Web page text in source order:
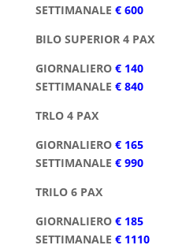
SETTIMANALE € 600
BILO SUPERIOR 4 PAX
GIORNALIERO € 140
SETTIMANALE € 840
TRLO 4 PAX
GIORNALIERO € 165
SETTIMANALE € 990
TRILO 6 PAX
GIORNALIERO € 185
SETTIMANALE € 1110